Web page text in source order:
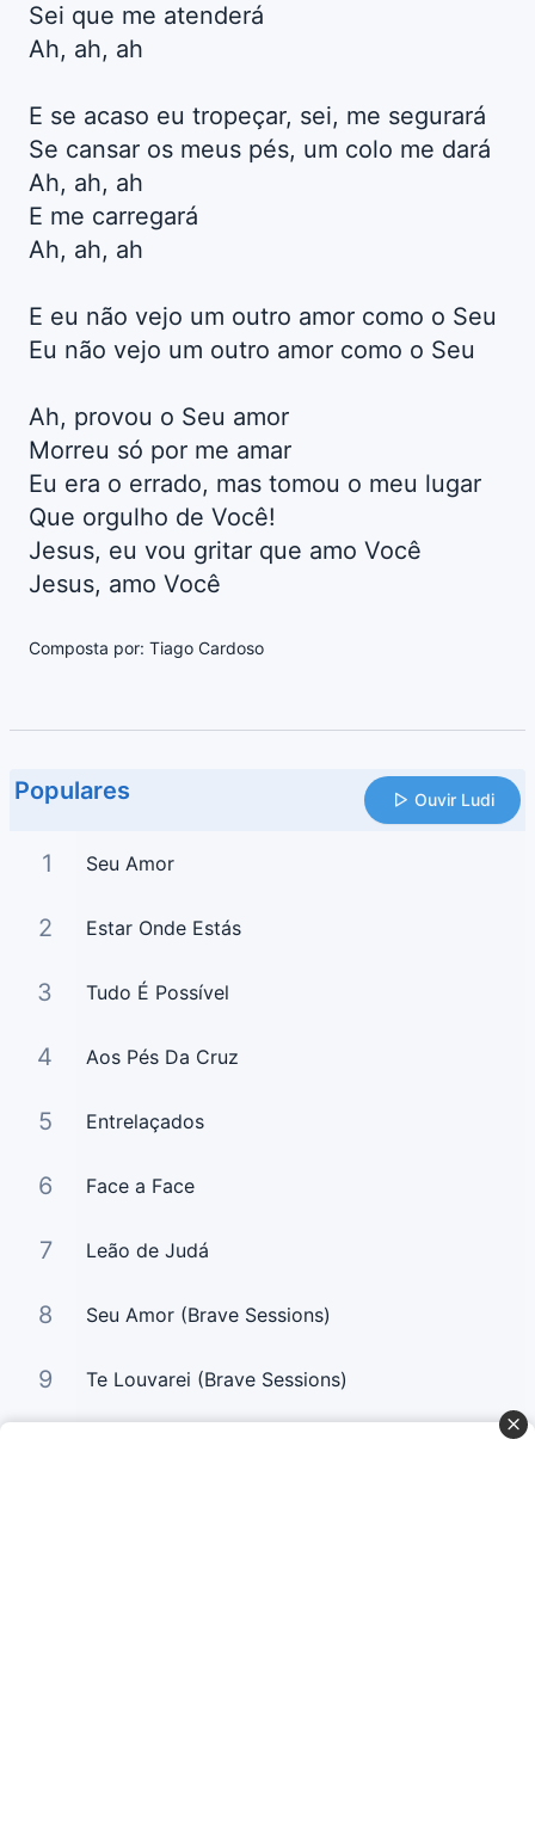
Sei que me atenderá
Ah, ah, ah
E se acaso eu tropeçar, sei, me segurará
Se cansar os meus pés, um colo me dará
Ah, ah, ah
E me carregará
Ah, ah, ah
E eu não vejo um outro amor como o Seu
Eu não vejo um outro amor como o Seu
Ah, provou o Seu amor
Morreu só por me amar
Eu era o errado, mas tomou o meu lugar
Que orgulho de Você!
Jesus, eu vou gritar que amo Você
Jesus, amo Você
Composta por: Tiago Cardoso
Populares Ouvir Ludi
1 Seu Amor
2 Estar Onde Estás
3 Tudo É Possível
4 Aos Pés Da Cruz
5 Entrelaçados
6 Face a Face
7 Leão de Judá
8 Seu Amor (Brave Sessions)
9 Te Louvarei (Brave Sessions)